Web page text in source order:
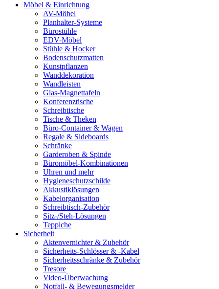
Möbel & Einrichtung
AV-Möbel
Planhalter-Systeme
Bürostühle
EDV-Möbel
Stühle & Hocker
Bodenschutzmatten
Kunstpflanzen
Wanddekoration
Wandleisten
Glas-Magnettafeln
Konferenztische
Schreibtische
Tische & Theken
Büro-Container & Wagen
Regale & Sideboards
Schränke
Garderoben & Spinde
Büromöbel-Kombinationen
Uhren und mehr
Hygieneschutzschilde
Akkustiklösungen
Kabelorganisation
Schreibtisch-Zubehör
Sitz-/Steh-Lösungen
Teppiche
Sicherheit
Aktenvernichter & Zubehör
Sicherheits-Schlösser & -Kabel
Sicherheitsschränke & Zubehör
Tresore
Video-Überwachung
Notfall- & Bewegungsmelder